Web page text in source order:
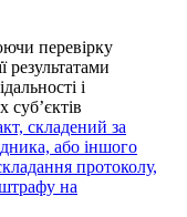
перевірку
результатами
і
суб’єктів
складений за
або іншого
протоколу,
на